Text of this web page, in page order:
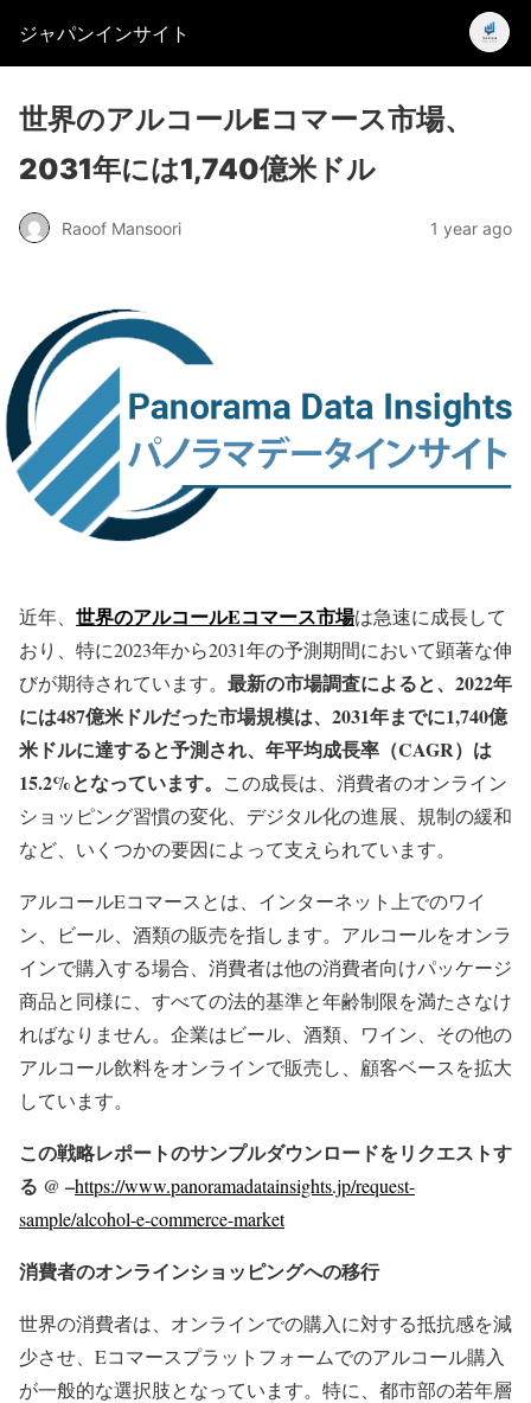
ジャパンインサイト
世界のアルコールEコマース市場、
2031年には1,740億米ドル
Raoof Mansoori 1 year ago
近年、 世界のアルコールEコマース市場は急速に成長して
おり、特に2023年から2031年の予測期間において顕著な伸
びが期待されています。 最新の市場調査によると、2022年
には487億米ドルだった市場規模は、2031年までに1,740億
米ドルに達すると予測され、年平均成長率（CAGR）は
15.2%となっています。 この成長は、消費者のオンライン
ショッピング習慣の変化、デジタル化の進展、規制の緩和
など、いくつかの要因によって支えられています。
アルコールEコマースとは、インターネット上でのワイ
ン、ビール、酒類の販売を指します。アルコールをオンラ
インで購入する場合、消費者は他の消費者向けパッケージ
商品と同様に、すべての法的基準と年齢制限を満たさなけ
ればなりません。企業はビール、酒類、ワイン、その他の
アルコール飲料をオンラインで販売し、顧客ベースを拡大
しています。
この戦略レポートのサンプルダウンロードをリクエストす
る @ –https://www.panoramadatainsights.jp/request-
sample/alcohol-e-commerce-market
消費者のオンラインショッピングへの移行
世界の消費者は、オンラインでの購入に対する抵抗感を減
少させ、Eコマースプラットフォームでのアルコール購入
が一般的な選択肢となっています。特に、都市部の若年層